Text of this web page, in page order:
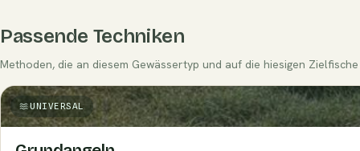
Passende Techniken
Methoden, die an diesem Gewässertyp und auf die hiesigen
UNIVERSAL